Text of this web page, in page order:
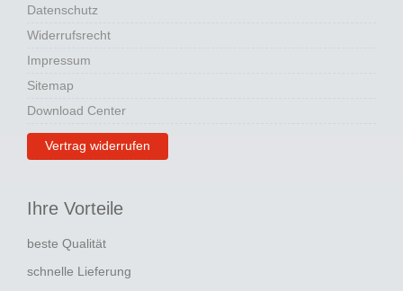
Datenschutz
Widerrufsrecht
Impressum
Sitemap
Download Center
Vertrag widerrufen
Ihre Vorteile
beste Qualität
schnelle Lieferung